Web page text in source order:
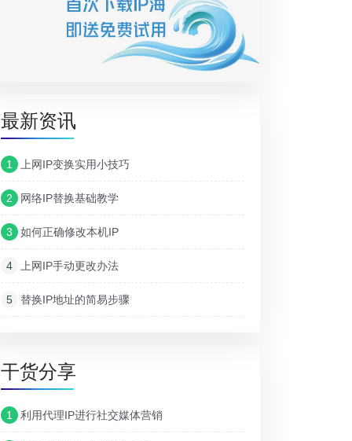
最新资讯
1 上网IP变换实用小技巧
2 网络IP替换基础教学
3 如何正确修改本机IP
4 上网IP手动更改办法
5 替换IP地址的简易步骤
干货分享
1 利用代理IP进行社交媒体营销